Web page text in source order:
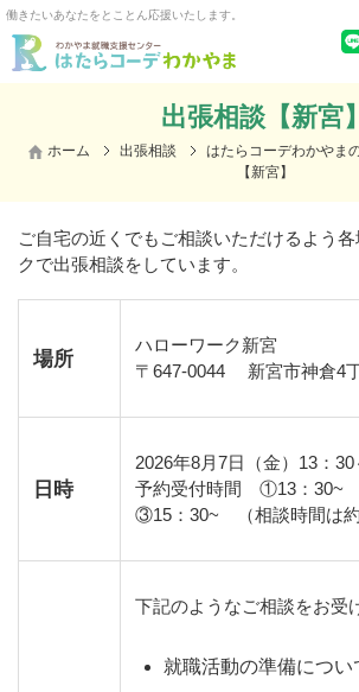
働きたいあなたをとことん応援いたします。
出張相談【新宮】
ホーム 出張相談 はたらコーデわかやま
【新宮】
ご自宅の近くでもご相談いただけるよう
クで出張相談をしています。
場所
ハローワーク新宮
〒 647-0044 新宮市神倉4
日時
2026年8月7日（金）13 ： 30
予約受付時間 ①13 ： 30~
③15 ： 30~ （相談時間は約
下記のようなご相談をお受
就職活動の準備につい